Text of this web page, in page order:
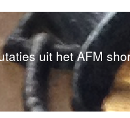
uit het AFM